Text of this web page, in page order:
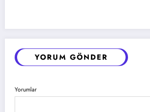
YORUM GÖNDER
Yorumlar